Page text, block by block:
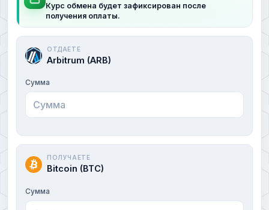
Курс обмена будет зафиксирован после
получения оплаты.
ОТДАЕТЕ
Arbitrum (ARB)
Сумма
ПОЛУЧАЕТЕ
Bitcoin (BTC)
Сумма